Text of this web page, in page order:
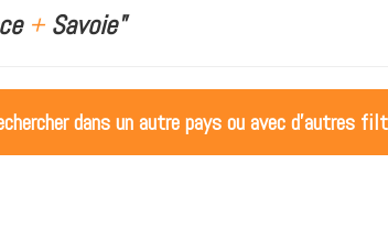
+Savoie"
dans un autre pays ou avec d'autres